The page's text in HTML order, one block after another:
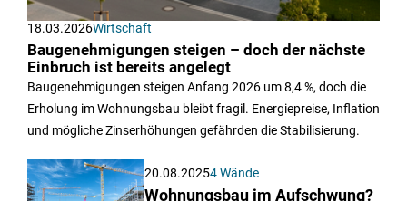
18.03.2026Wirtschaft
Baugenehmigungen steigen – doch der nächste
Einbruch ist bereits angelegt
Baugenehmigungen steigen Anfang 2026 um 8,4 %, doch die
Erholung im Wohnungsbau bleibt fragil. Energiepreise, Inflation
und mögliche Zinserhöhungen gefährden die Stabilisierung.
20.08.20254 Wände
Wohnungsbau im Aufschwung?